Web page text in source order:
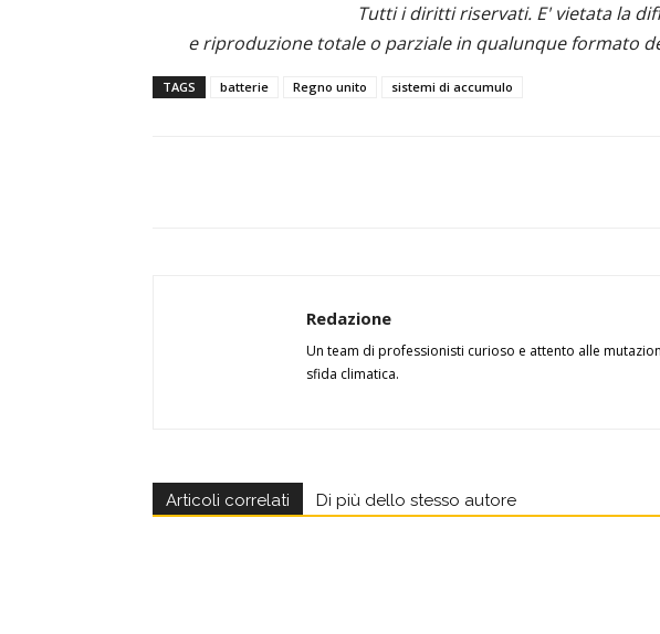
Tutti i diritti riservati. E' vietata la
e riproduzione totale o parziale in qualunque formato
TAGS batterie Regno unito sistemi di accumulo
Redazione
Un team di professionisti curioso e attento alle
sfida climatica.
Articoli correlati Di più dello stesso autore